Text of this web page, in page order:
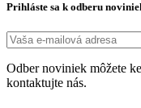
Prihláste sa k odberu
Odber noviniek môžete
kontaktujte nás.